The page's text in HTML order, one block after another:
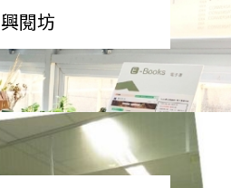
興閱坊